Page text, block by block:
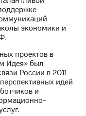
экономики и
проектов в
Идея» был
России в 2011
идей
и